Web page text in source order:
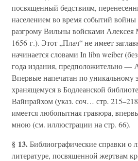
посвященный бедствиям,
населением во время событий войны
разгрому Вильны войсками Алексея
1656 г.). Этот „Плач“ не имеет
начинается словами In libn weiber
года издания, предположительно —
Впервые напечатан по уникальному
хранящемуся в Бодлеанской
Вайнрайхом (указ. соч… стр.
имеется любопытная гравюра,
мною (см. иллюстрации на стр. 66).
§ 13.Библиографические справки о
литературе, посвященной жертвам